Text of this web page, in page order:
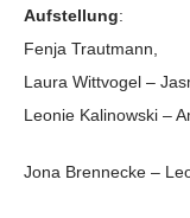
Aufstellung:
Fenja Trautmann,
Laura Wittvogel –
Leonie Kalinowski –
Jona Brennecke –